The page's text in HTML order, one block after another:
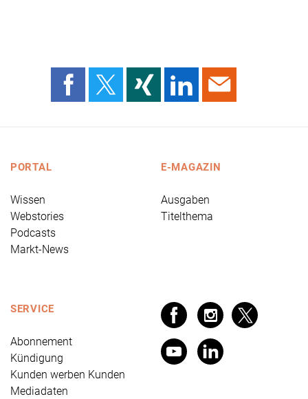
PORTAL
Wissen
Webstories
Podcasts
Markt-News
E-MAGAZIN
Ausgaben
Titelthema
SERVICE
Abonnement
Kündigung
Kunden werben Kunden
Mediadaten